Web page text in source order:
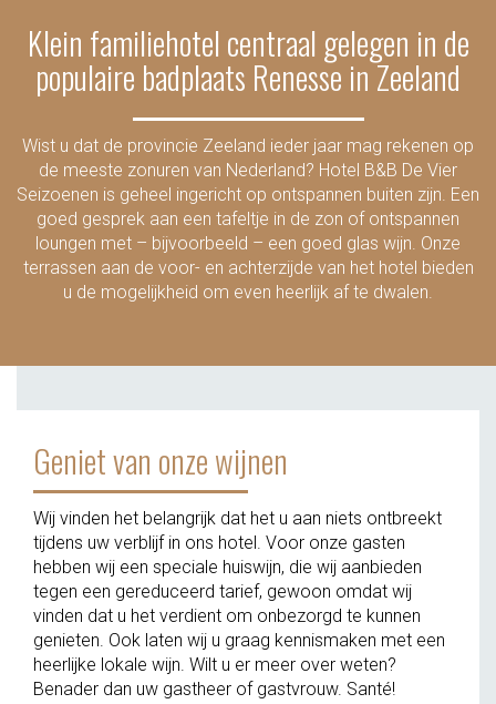
Klein familiehotel centraal gelegen in de
populaire badplaats Renesse in Zeeland
Wist u dat de provincie Zeeland ieder jaar mag rekenen op
de meeste zonuren van Nederland? Hotel B&B De Vier
Seizoenen is geheel ingericht op ontspannen buiten zijn. Een
goed gesprek aan een tafeltje in de zon of ontspannen
loungen met – bijvoorbeeld – een goed glas wijn. Onze
terrassen aan de voor- en achterzijde van het hotel bieden
u de mogelijkheid om even heerlijk af te dwalen.
Geniet van onze wijnen
Wij vinden het belangrijk dat het u aan niets ontbreekt
tijdens uw verblijf in ons hotel. Voor onze gasten
hebben wij een speciale huiswijn, die wij aanbieden
tegen een gereduceerd tarief, gewoon omdat wij
vinden dat u het verdient om onbezorgd te kunnen
genieten. Ook laten wij u graag kennismaken met een
heerlijke lokale wijn. Wilt u er meer over weten?
Benader dan uw gastheer of gastvrouw. Santé!